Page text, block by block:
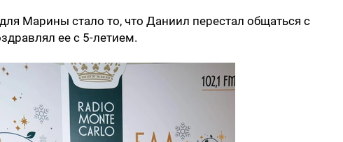
Марины стало то, что Даниил перестал общаться с
ее с 5-летием.